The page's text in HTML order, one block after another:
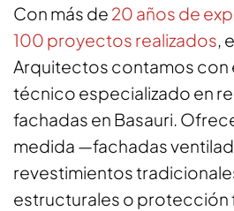
Con más de 20 años de
100 proyectos realizados,
Arquitectos contamos con
técnico especializado en
fachadas en Basauri.
medida —fachadas
revestimientos
estructurales o protección